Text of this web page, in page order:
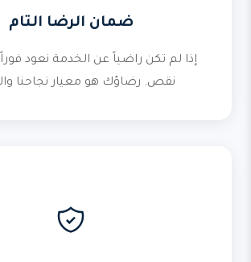
ضمان الرضا التام
إذا لم تكن راضياً عن الخدمة نعود
نقص. رضاؤك هو معيار نجاحنا